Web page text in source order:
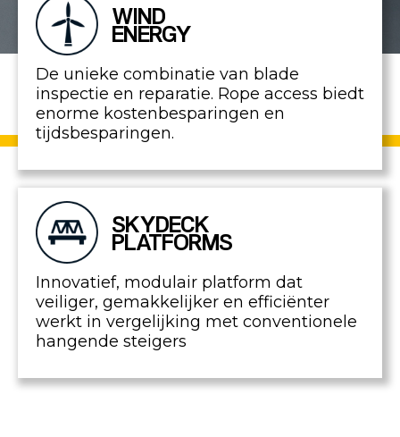
WIND
ENERGY
De unieke combinatie van blade
inspectie en reparatie. Rope access biedt
enorme kostenbesparingen en
tijdsbesparingen.
SKYDECK
PLATFORMS
Innovatief, modulair platform dat
veiliger, gemakkelijker en efficiënter
werkt in vergelijking met conventionele
hangende steigers